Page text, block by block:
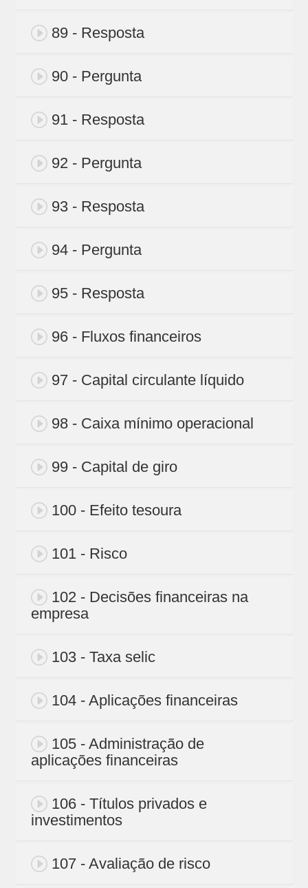
89 - Resposta
90 - Pergunta
91 - Resposta
92 - Pergunta
93 - Resposta
94 - Pergunta
95 - Resposta
96 - Fluxos financeiros
97 - Capital circulante líquido
98 - Caixa mínimo operacional
99 - Capital de giro
100 - Efeito tesoura
101 - Risco
102 - Decisões financeiras na
empresa
103 - Taxa selic
104 - Aplicações financeiras
105 - Administração de
aplicações financeiras
106 - Títulos privados e
investimentos
107 - Avaliação de risco